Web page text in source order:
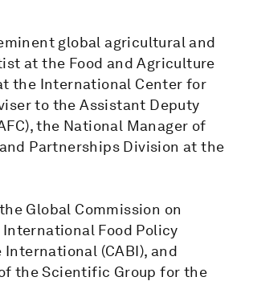
global agricultural and
at the Food and Agriculture
the International Center for
to the Assistant Deputy
the National Manager of
Partnerships Division at the
Global Commission on
International Food Policy
(CABI), and
the Scientific Group for the